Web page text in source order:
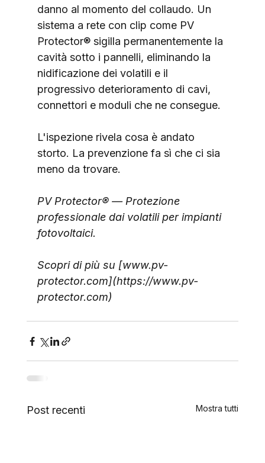
danno al momento del collaudo. Un
sistema a rete con clip come PV
Protector® sigilla permanentemente la
cavità sotto i pannelli, eliminando la
nidificazione dei volatili e il
progressivo deterioramento di cavi,
connettori e moduli che ne consegue.
L'ispezione rivela cosa è andato
storto. La prevenzione fa sì che ci sia
meno da trovare.
PV Protector® — Protezione
professionale dai volatili per impianti
fotovoltaici.
Scopri di più su [www.pv-
protector.com](https://www.pv-
protector.com)
Post recenti Mostra tutti